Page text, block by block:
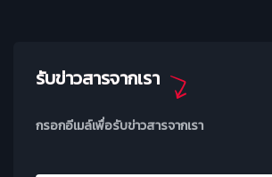
รับข่าวสารจากเรา
กรอกอีเมล์เพื่อรับข่าวสารจากเรา